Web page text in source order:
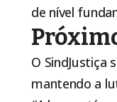
de nível
O SindJustiça
mantendo a